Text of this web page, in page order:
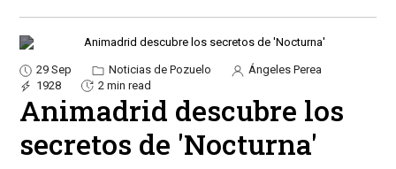
29 Sep Noticias de Pozuelo
Ángeles Perea
1928
2 min read
Animadrid descubre los
secretos de 'Nocturna'